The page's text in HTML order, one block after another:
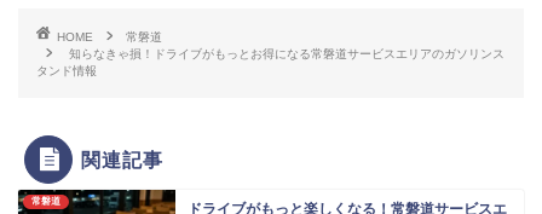
HOME
常磐道
知らなきゃ損！ドライブがもっとお得になる常磐道サービスエリアのガソリンス
タンド情報
関連記事
常磐道
ドライブがもっと楽しくなる！常磐道サービスエ